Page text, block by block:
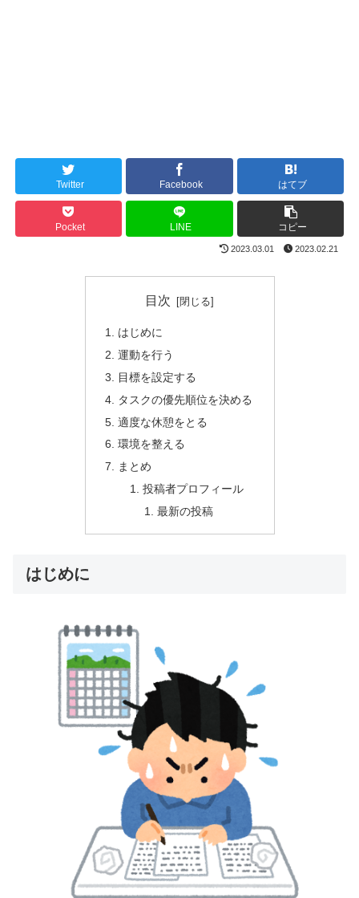
Twitter Facebook はてブ
Pocket LINE コピー
2023.03.01 2023.02.21
目次
はじめに
運動を行う
目標を設定する
タスクの優先順位を決める
適度な休憩をとる
環境を整える
まとめ
投稿者プロフィール
最新の投稿
はじめに